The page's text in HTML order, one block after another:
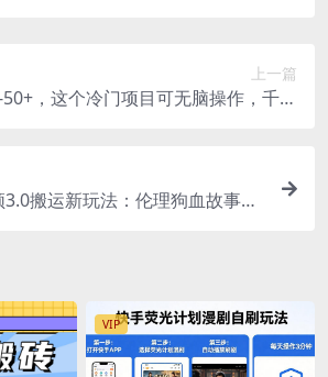
上一篇
，这个冷门项目可无脑操作，千万
搬运新玩法：伦理狗血故事
VIP